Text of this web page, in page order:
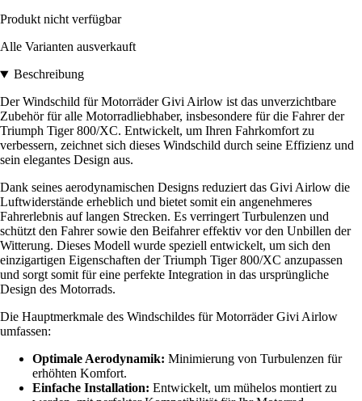
Produkt nicht verfügbar
Alle Varianten ausverkauft
Beschreibung
Der Windschild für Motorräder Givi Airlow ist das unverzichtbare
Zubehör für alle Motorradliebhaber, insbesondere für die Fahrer der
Triumph Tiger 800/XC. Entwickelt, um Ihren Fahrkomfort zu
verbessern, zeichnet sich dieses Windschild durch seine Effizienz und
sein elegantes Design aus.
Dank seines aerodynamischen Designs reduziert das Givi Airlow die
Luftwiderstände erheblich und bietet somit ein angenehmeres
Fahrerlebnis auf langen Strecken. Es verringert Turbulenzen und
schützt den Fahrer sowie den Beifahrer effektiv vor den Unbillen der
Witterung. Dieses Modell wurde speziell entwickelt, um sich den
einzigartigen Eigenschaften der Triumph Tiger 800/XC anzupassen
und sorgt somit für eine perfekte Integration in das ursprüngliche
Design des Motorrads.
Die Hauptmerkmale des Windschildes für Motorräder Givi Airlow
umfassen:
Optimale Aerodynamik: Minimierung von Turbulenzen für
erhöhten Komfort.
Einfache Installation: Entwickelt, um mühelos montiert zu